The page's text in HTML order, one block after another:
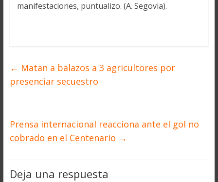
manifestaciones, puntualizo. (A. Segovia).
← Matan a balazos a 3 agricultores por
presenciar secuestro
Prensa internacional reacciona ante el gol no
cobrado en el Centenario →
Deja una respuesta